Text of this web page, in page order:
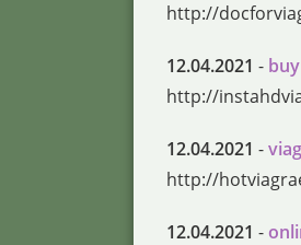
http://
12.04.2021 -
http://
12.04.2021 -
http://
12.04.2021 -